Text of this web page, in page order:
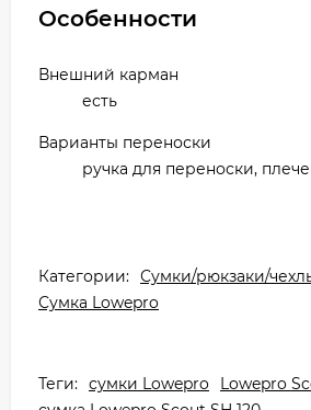
Особенности
Внешний карман
есть
Варианты переноски
ручка для переноски,
Категории: Сумки/рюкзаки/
Сумка Lowepro
Теги: сумки Lowepro
Lowepro